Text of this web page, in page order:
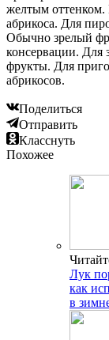
желтым оттенком.
абрикоса. Для
Обычно зрелый
консервации. Для
фрукты. Для
абрикосов.
Поделиться
Отправить
Класснуть
Похожее
Лук
как
в